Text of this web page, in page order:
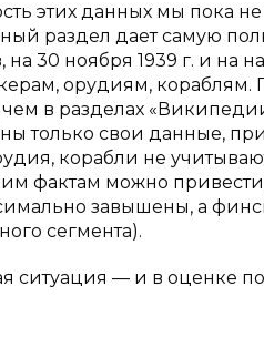
этих данных мы пока
раздел дает самую
на 30 ноября 1939 г. и на
орудиям,
в разделах
только свои данные,
корабли не
фактам можно
завышены, а
сегмента).
ситуация — и в оценке